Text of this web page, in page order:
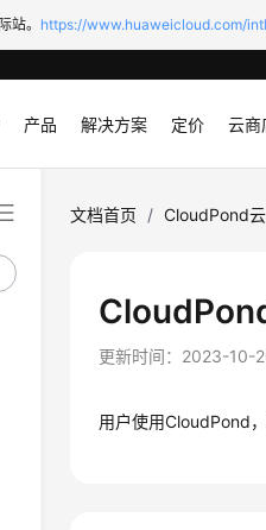
站。 https://www.huaweicloud.com/
产品 解决方案 定价 云商
文档首页 / CloudPond
更新时间： 2023-10-
用户使用CloudPond